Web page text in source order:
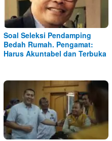
Soal Seleksi Pendamping
Bedah Rumah. Pengamat:
Harus Akuntabel dan Terbuka